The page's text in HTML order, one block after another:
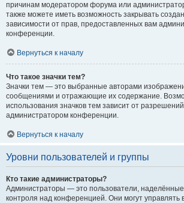
причинам модератором форума или
также можете иметь возможность закрывать
зависимости от прав, предоставленных вам
конференции.
Вернуться к началу
Что такое значки тем?
Значки тем — это выбранные авторами
сообщениями и отражающие их содержание.
использования значков тем зависит от
администратором конференции.
Вернуться к началу
Уровни пользователей и группы
Кто такие администраторы?
Администраторы — это пользователи,
контроля над конференцией. Они могут управлять